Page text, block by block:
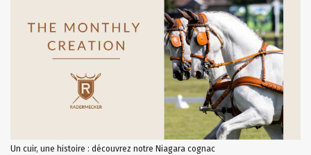
Un cuir, une histoire : découvrez notre Niagara cognac